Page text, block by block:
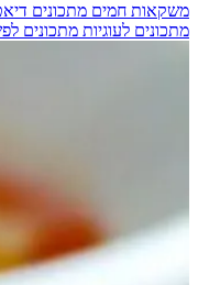
משקאות חמים מתכונים
מתכונים לעוגיות מתכונים